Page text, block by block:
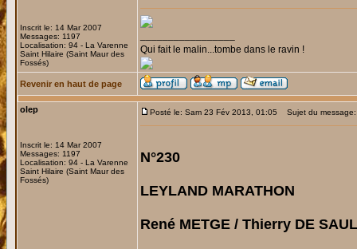
Inscrit le: 14 Mar 2007
Messages: 1197
Localisation: 94 - La Varenne
Saint Hilaire (Saint Maur des
Fossés)
Qui fait le malin...tombe dans le ravin !
Revenir en haut de page
olep
Inscrit le: 14 Mar 2007
Messages: 1197
Localisation: 94 - La Varenne
Saint Hilaire (Saint Maur des
Fossés)
Posté le: Sam 23 Fév 2013, 01:05 Sujet du message:
N°230
LEYLAND MARATHON
René METGE / Thierry DE